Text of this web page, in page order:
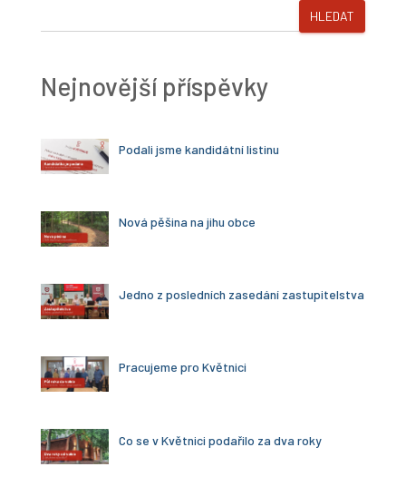
HLEDAT
Nejnovější příspěvky
Podali jsme kandidátní listinu
Nová pěšina na jihu obce
Jedno z posledních zasedání zastupitelstva
Pracujeme pro Květnici
Co se v Květnici podařilo za dva roky